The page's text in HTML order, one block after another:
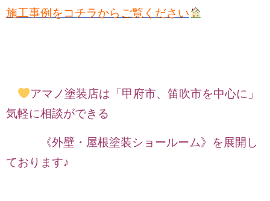
施工事例をコチラからご覧ください
アマノ塗装店は「甲府市、笛吹市を中心に」
気軽に相談ができる
《外壁・屋根塗装ショールーム》を展開し
ております♪